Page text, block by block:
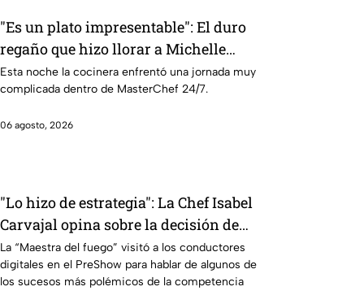
"Es un plato impresentable": El duro
regaño que hizo llorar a Michelle
dentro de MasterChef 24/7
Esta noche la cocinera enfrentó una jornada muy
complicada dentro de MasterChef 24/7.
06 agosto, 2026
"Lo hizo de estrategia": La Chef Isabel
Carvajal opina sobre la decisión de
Ramahá de subir a Daniela al balcón de
MasterChef 24/7
La “Maestra del fuego” visitó a los conductores
digitales en el PreShow para hablar de algunos de
los sucesos más polémicos de la competencia